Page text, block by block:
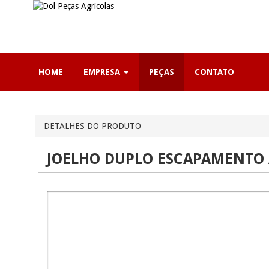
HOME EMPRESA PEÇAS CONTATO
DETALHES DO PRODUTO
JOELHO DUPLO